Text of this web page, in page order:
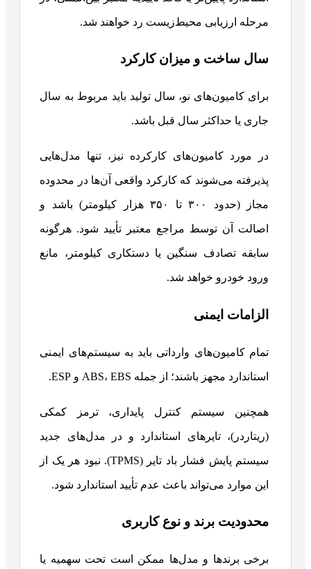
مرحله ارزیابی محیط‌زیست رد خواهند شد.
سال ساخت و میزان کارکرد
برای کامیون‌های نو، سال تولید باید مربوط به سال
جاری یا حداکثر سال قبل باشد.
در مورد کامیون‌های کارکرده نیز، تنها مدل‌هایی
پذیرفته می‌شوند که کارکرد واقعی آن‌ها در محدوده
مجاز (حدود ۳۰۰ تا ۳۵۰ هزار کیلومتر) باشد و
اصالت آن توسط مراجع معتبر تأیید شود. هرگونه
سابقه تصادف سنگین یا دستکاری کیلومتر، مانع
ورود خودرو خواهد شد.
الزامات ایمنی
تمام کامیون‌های وارداتی باید به سیستم‌های ایمنی
استاندارد مجهز باشند؛ از جمله ABS، EBS و ESP.
همچنین سیستم کنترل پایداری، ترمز کمکی
(ریتاردر)، تایرهای استاندارد و در مدل‌های جدید
سیستم پایش فشار باد تایر (TPMS). نبود هر یک از
این موارد می‌تواند باعث عدم تأیید استاندارد شود.
محدودیت برند و نوع کاربری
برخی برندها و مدل‌ها ممکن است تحت سهمیه یا